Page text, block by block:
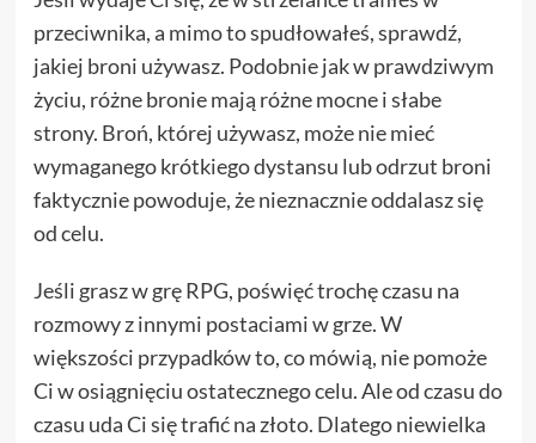
przeciwnika, a mimo to spudłowałeś, sprawdź,
jakiej broni używasz. Podobnie jak w prawdziwym
życiu, różne bronie mają różne mocne i słabe
strony. Broń, której używasz, może nie mieć
wymaganego krótkiego dystansu lub odrzut broni
faktycznie powoduje, że nieznacznie oddalasz się
od celu.
Jeśli grasz w grę RPG, poświęć trochę czasu na
rozmowy z innymi postaciami w grze. W
większości przypadków to, co mówią, nie pomoże
Ci w osiągnięciu ostatecznego celu. Ale od czasu do
czasu uda Ci się trafić na złoto. Dlatego niewielka